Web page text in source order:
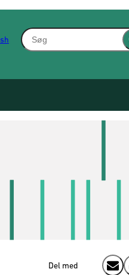
Søg - Indsæt søgeord for
Del med